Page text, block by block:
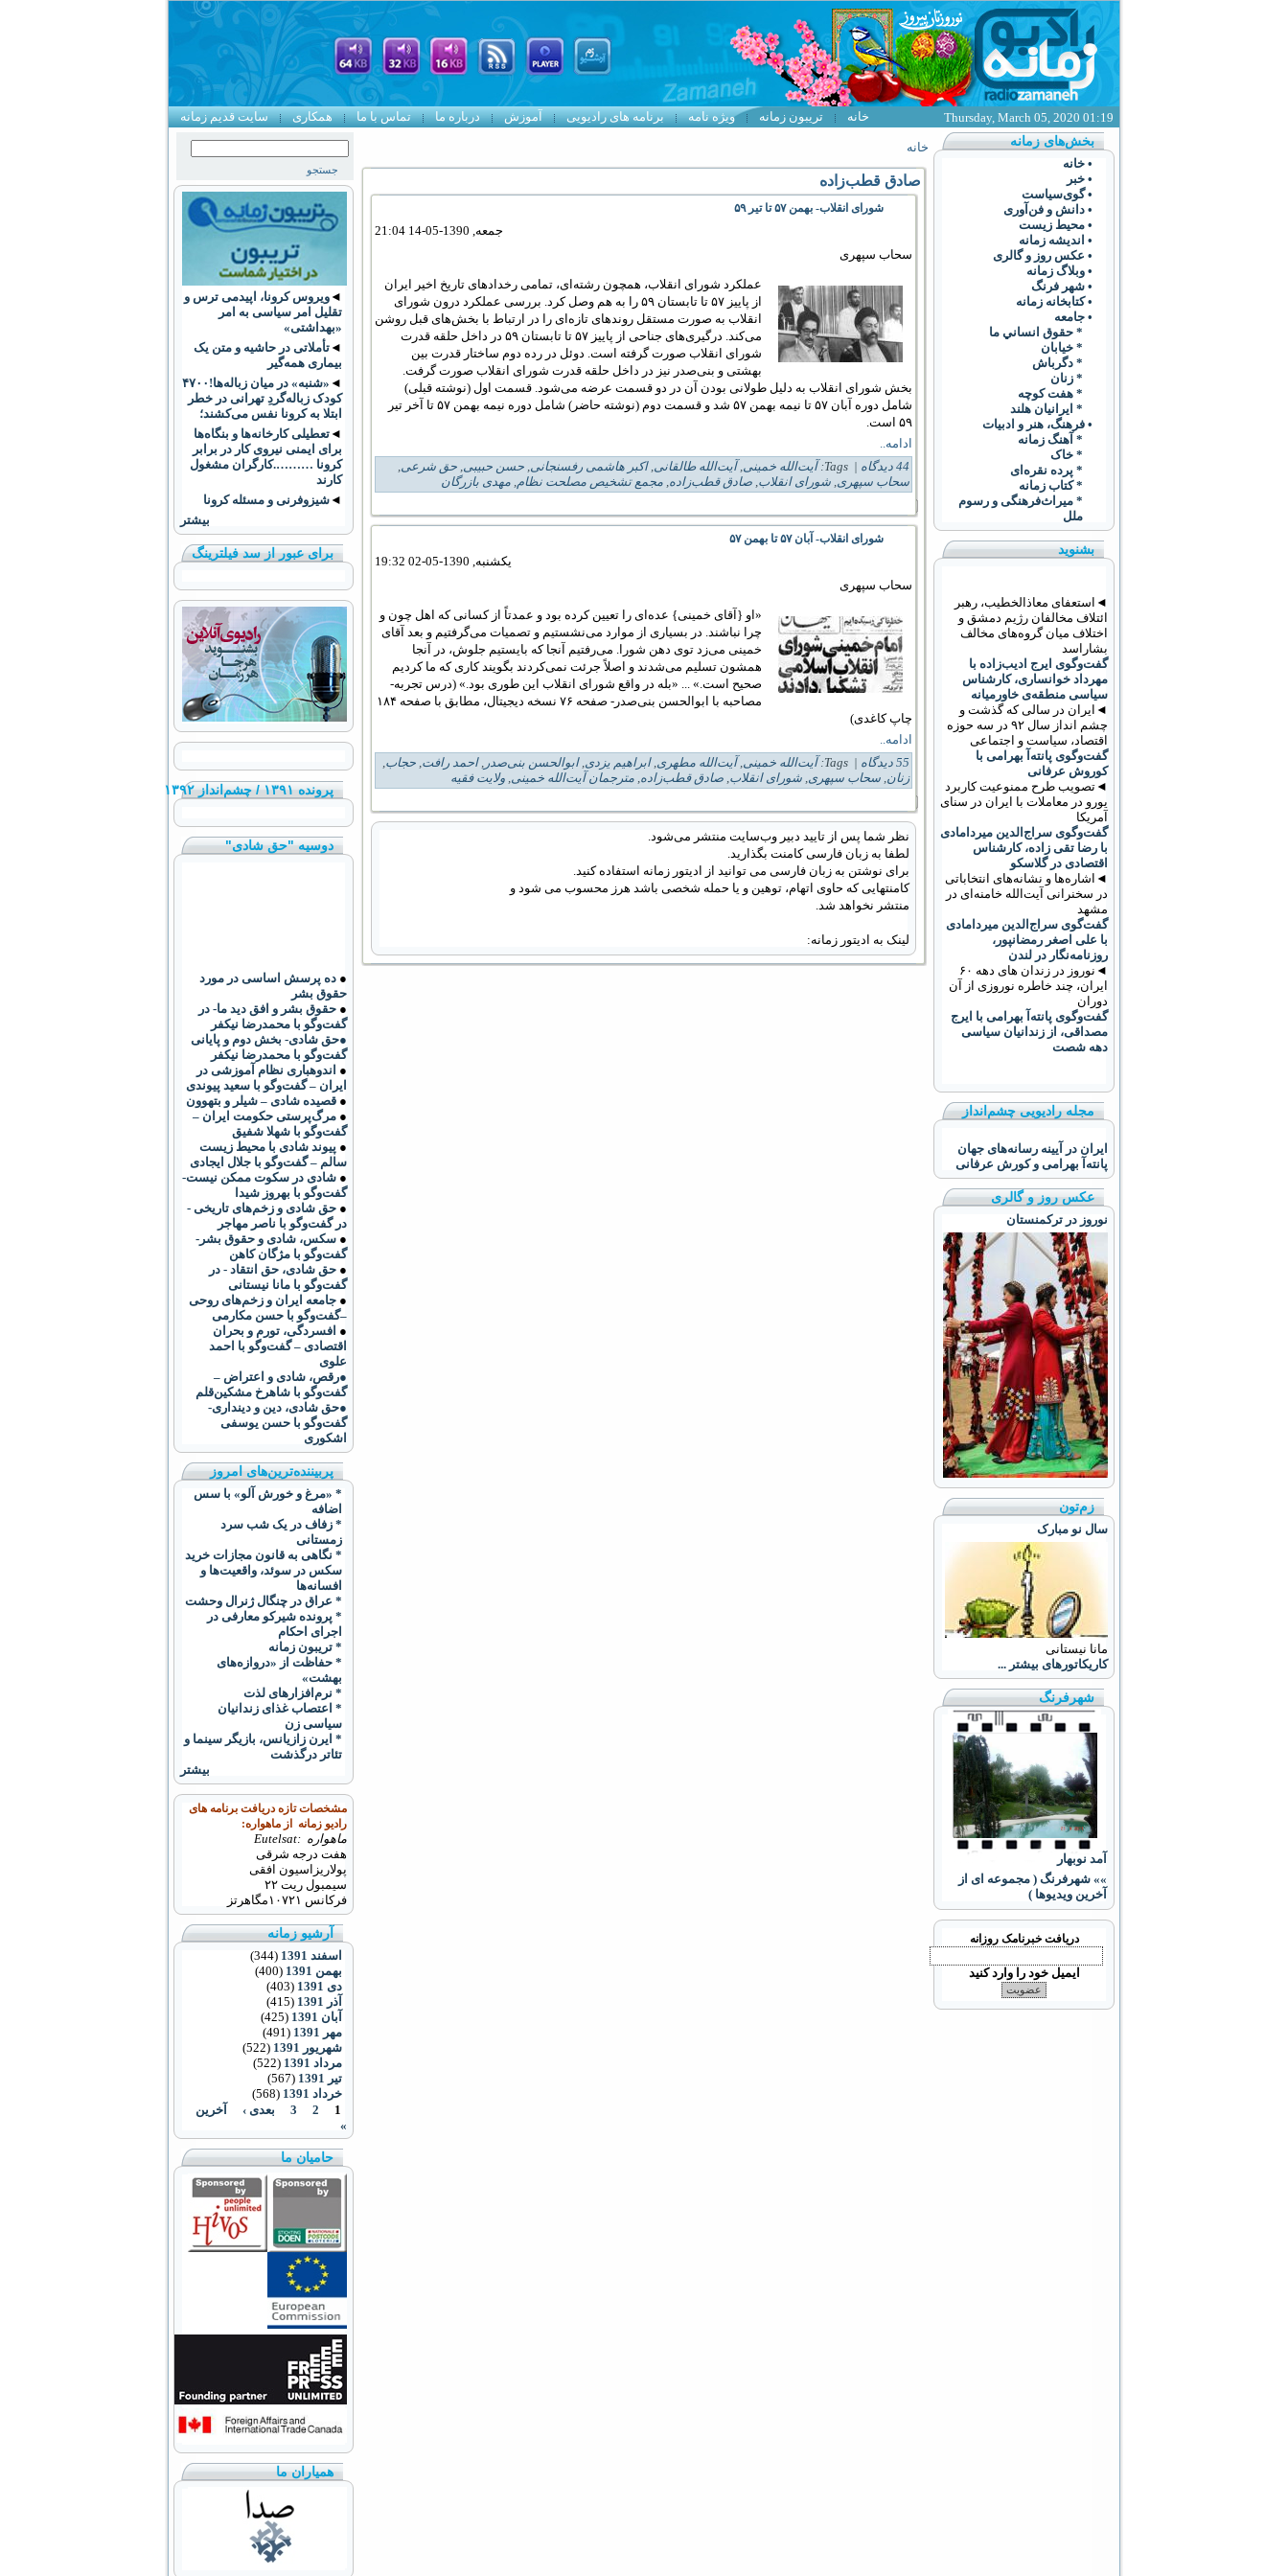
سایت قدیم زمانه همکاری تماس با ما درباره ما آموزش برنامه های رادیویی ویژه نامه تریبون زمانه خانه
بخش‌های زمانه
• خانه
• خبر
• گوی‌سياست
• دانش و فن‌آوری
• محیط زیست
• انديشه زمانه
• عکس روز و گالری
• وبلاگ زمانه
• شهر فرنگ
• کتابخانه زمانه
• جامعه
* حقوق انساني ما
* خيابان
* دگرباش
* زنان
* هفت کوچه
* ايرانيان هلند
• فرهنگ،‌ هنر و ادبيات
* آهنگ زمانه
* خاک
* پرده نقره‌ای
* کتاب زمانه
* ميراث‌فرهنگی و رسوم
ملل
بشنوید
◄استعفای معاذالخطیب، رهبر
ائتلاف مخالفان رژیم دمشق و
اختلاف میان گروه‌های مخالف
بشاراسد
گفت‌وگوی ایرج ادیب‌زاده با
مهرداد خوانساری، کارشناس
سیاسی منطقه‌ی خاورمیانه
◄ایران در سالی که گذشت و
چشم انداز سال ۹۲ در سه حوزه
اقتصاد، سیاست و اجتماعی
گفت‌وگوی پانته‌آ بهرامی با
کوروش عرفانی
◄تصویب طرح ممنوعیت کاربرد
يورو در معاملات با ايران در سنای
آمریکا
گفت‌وگوی سراج‌الدین میردامادی
با رضا تقی زاده، کارشناس
اقتصادی در گلاسکو
◄اشاره‌ها و نشانه‌های انتخاباتی
در سخنرانی آیت‌الله خامنه‌ای در
مشهد
گفت‌گوی سراج‌الدین میردامادی
با علی اصغر رمضانپور،
روزنامه‌نگار در لندن
◄نوروز در زندان های دهه ۶۰
ایران، چند خاطره نوروزی از آن
دوران
گفت‌وگوی پانته‌آ بهرامی با ایرج
مصداقی، از زندانیان سیاسی
دهه شصت
مجله رادیویی چشم‌انداز
ایران در آیینه رسانه‌های جهان
پانته‌آ بهرامی و کورش عرفانی
عکس روز و گالری
نوروز در ترکمنستان
زم‌تون
سال نو مبارک
مانا نیستانی
کاریکاتورهای بیشتر ...
شهرفرنگ
آمد نوبهار
»» شهرفرنگ ( مجموعه ای از
آخرین ویدیوها )
Thursday, March 05, 2020 01:19
دریافت خبرنامک روزانه
ایمیل خود را وارد کنید
خانه
صادق قطب‌زاده
شورای انقلاب- بهمن ۵۷ تا تیر ۵۹
جمعه, 1390-05-14 21:04
سحاب سپهری
عملکرد شورای انقلاب، همچون رشته‌ای، تمامی رخدادهای تاریخ اخیر ایران
از پاییز ۵۷ تا تابستان ۵۹ را به هم وصل کرد. بررسی عملکرد درون شورای
انقلاب به صورت مستقل روندهای تازه‌ای را در ارتباط با بخش‌های قبل روشن
می‌کند. درگیری‌های جناحی از پاییز ۵۷ تا تابستان ۵۹ در داخل حلقه قدرت
شورای انقلاب صورت گرفته است. دوئل در رده دوم ساختار قدرت بین
بهشتی و بنی‌صدر نیز در داخل حلقه قدرت شورای انقلاب صورت گرفت.
بخش شورای انقلاب به دلیل طولانی بودن آن در دو قسمت عرضه می‌شود. قسمت اول (نوشته قبلی)
شامل دوره آبان ۵۷ تا نیمه بهمن ۵۷ شد و قسمت دوم (نوشته حاضر) شامل دوره نیمه بهمن ۵۷ تا آخر تیر
۵۹ است.
ادامه..
44 دیدگاه
| Tags: آیت‌الله خمینی,آیت‌الله طالقانی,اکبر هاشمی رفسنجانی, حسن حبیبی, حق شرعی,
سحاب سپهری, شورای انقلاب, صادق قطب‌زاده, مجمع تشخیص مصلحت نظام, مهدی بازرگان
شورای انقلاب- آبان ۵۷ تا بهمن ۵۷
یکشنبه, 1390-05-02 19:32
سحاب سپهری
«او {آقای خمینی} عده‌ای را تعیین کرده بود و عمدتاً از کسانی که اهل چون و
چرا نباشند. در بسیاری از موارد می‌نشستیم و تصمیات می‌گرفتیم و بعد آقای
خمینی می‌زد توی دهن شورا. می‌رفتیم آنجا که بایستیم جلوش، در آنجا
همشون تسلیم می‌شدند و اصلاً جرئت نمی‌کردند بگویند کاری که ما کردیم
صحیح است.» ... «بله در واقع شورای انقلاب این طوری بود.» (درس تجربه-
مصاحبه با ابوالحسن بنی‌صدر- صفحه ۷۶ نسخه دیجیتال، مطابق با صفحه ۱۸۴
چاپ کاغدی)
ادامه..
55 دیدگاه
| Tags: آیت‌الله خمینی,آیت‌الله مطهری,ابراهیم یزدی,ابوالحسن بنی‌صدر ,احمد رافت, حجاب,
زنان, سحاب سپهری, شورای انقلاب, صادق قطب‌زاده, مترجمان آیت‌الله خمینی, ولایت فقیه
نظر شما پس از تایید دبیر وب‌سایت منتشر می‌شود.
لطفا به زبان فارسی کامنت بگذارید.
برای نوشتن به زبان فارسی می توانید از ادیتور زمانه استفاده کنید.
کامنتهایی که حاوی اتهام، توهین و یا حمله شخصی باشد هرز محسوب می شود و
منتشر نخواهد شد.
لینک به ادیتور زمانه:
◄ ویروس کرونا، اپیدمی ترس و
تقلیل امر سیاسی به امر
«بهداشتی»
◄ تأملاتی در حاشیه و متن یک
بیماری همه‌گیر
◄
«شنبه» در میان زباله‌ها!۴۷۰۰
کودک زباله‌گردِ تهرانی در خطر
ابتلا به کرونا نفس می‌کشند؛
◄ تعطيلی کارخانه‌ها و بنگاه‌ها
برای ايمنی نيروی کار در برابر
کرونا ……….کارگران مشغول
کارند
◄ شیزوفرنی و مسئله کرونا
بیشتر
برای عبور از سد فیلترینگ
پرونده ۱۳۹۱ / چشم‌انداز ۱۳۹۲
دوسیه "حق شادی"
● ده پرسش اساسی در مورد
حقوق بشر
● حقوق بشر و افق دید ما- در
گفت‌وگو با محمدرضا نیکفر
●حق شادی- بخش دوم و پایانی
گفت‌وگو با محمدرضا نیکفر
● اندوهباری نظام آموزشی در
ایران – گفت‌وگو با سعید پیوندی
● قصیده شادی – شیلر و بتهوون
● مرگ‌پرستی حکومت ایران –
گفت‌وگو با شهلا شفیق
● پیوند شادی با محیط زیست
سالم – گفت‌وگو با جلال ایجادی
● شادی در سکوت ممکن نیست-
گفت‌وگو با بهروز شیدا
● حق شادی و زخم‌های تاریخی -
در گفت‌وگو با ناصر مهاجر
● سکس، شادی و حقوق بشر-
گفت‌وگو با مژگان کاهن
● حق شادی، حق انتقاد - در
گفت‌وگو با مانا نیستانی
● جامعه ایران و زخم‌های روحی
–گفت‌وگو با حسن مکارمی
● افسردگی، تورم و بحران
اقتصادی – گفت‌وگو با احمد
علوی
●رقص، شادی و اعتراض –
گفت‌و‌گو با شاهرخ مشکین‌قلم
●حق شادی، دین و دینداری-
گفت‌وگو با حسن یوسفی
اشکوری
پربیننده‌ترین‌های امروز
* «مرغ و خورش آلو» با سس
اضافه
* زفاف در یک شب سرد
زمستانی
* نگاهی به قانون مجازات خرید
سکس در سوئد، واقعیت‌ها و
افسانه‌ها
* عراق در چنگال ژنرال وحشت
* پرونده شیرکو معارفی در
اجرای احکام
* تریبون زمانه
* حفاظت از «دروازه‌های
بهشت»
* نرم‌افزارهای لذت
* اعتصاب غذای زندانیان
سیاسی زن
* ایرن زازیانس، بازیگر سینما و
تئاتر درگذشت
بیشتر
مشخصات تازه دریافت برنامه های
رادیو زمانه از ماهواره:
ماهواره :Eutelsat
هفت درجه شرقی
پولاریزاسیون افقی
سیمبول ریت ۲۲
فرکانس ۱۰۷۲۱ مگاهرتز
آرشیو زمانه
اسفند 1391
(344)
بهمن 1391
(400)
دی 1391
(403)
آذر 1391
(415)
آبان 1391
(425)
مهر 1391
(491)
شهریور 1391
(522)
مرداد 1391
(522)
تیر 1391
(567)
خرداد 1391
(568)
1
2
3 بعدی ›
آخرین
»
حامیان ما
همیاران ما